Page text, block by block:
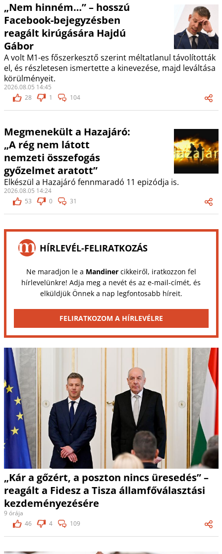
„Nem hinném…” – hosszú
Facebook-bejegyzésben
reagált kirúgására Hajdú
Gábor
A volt M1-es főszerkesztő szerint méltatlanul távolították
el, és részletesen ismertette a kinevezése, majd leváltása
körülményeit.
2026.08.05 14:45
28
1 104
Megmenekült a Hazajáró:
„A rég nem látott
nemzeti összefogás
győzelmet aratott”
Elkészül a Hazajáró fennmaradó 11 epizódja is.
2026.08.05 14:24
53
0 31
HÍRLEVÉL-FELIRATKOZÁS
Ne maradjon le a Mandinercikkeiről, iratkozzon fel
hírlevelünkre! Adja meg a nevét és az e-mail-címét, és
elküldjük Önnek a nap legfontosabb híreit.
FELIRATKOZOM A HÍRLEVÉLRE
„Kár a gőzért, a poszton nincs üresedés” –
reagált a Fidesz a Tisza államfőválasztási
kezdeményezésére
9 órája
46
4 109